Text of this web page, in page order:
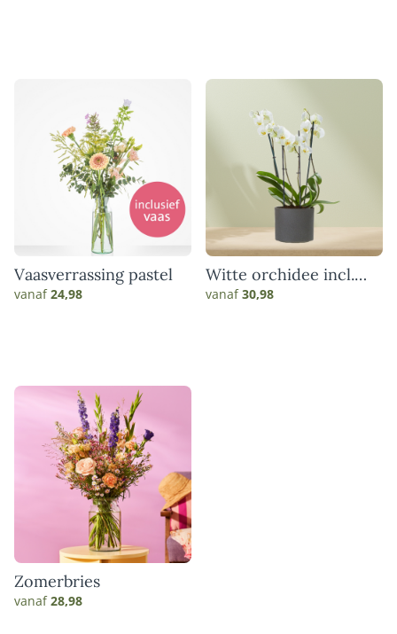
Vaasverrassing pastel
vanaf24,98
Witte orchidee incl.
pot
vanaf30,98
Zomerbries
vanaf28,98